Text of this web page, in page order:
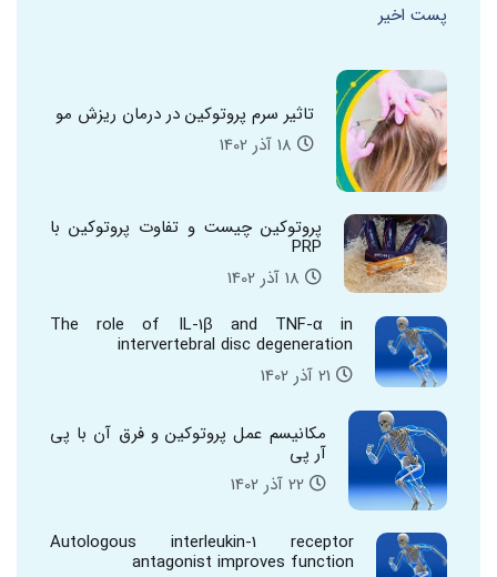
پست اخیر
تاثیر سرم پروتوکین در درمان ریزش مو
پروتوکین چیست و تفاوت پروتوکین با
PRP
The role of IL-1β and TNF-α in
intervertebral disc degeneration
21 آذر 1402
مکانیسم عمل پروتوکین و فرق آن با پی
آر پی
22 آذر 1402
Autologous interleukin-1 receptor
antagonist improves function